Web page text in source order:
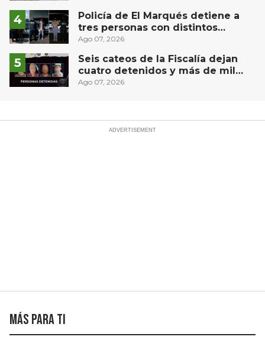
Policía de El Marqués detiene a
tres personas con distintos
narcóticos
Ago 07, 2026
Seis cateos de la Fiscalía dejan
cuatro detenidos y más de mil
dosis aseguradas en Querétaro
Ago 07, 2026
Más para ti